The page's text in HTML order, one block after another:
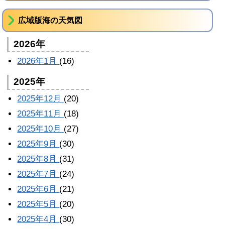
広域版海の天気図
2026年
2026年1月 (16)
2025年
2025年12月 (20)
2025年11月 (18)
2025年10月 (27)
2025年9月 (30)
2025年8月 (31)
2025年7月 (24)
2025年6月 (21)
2025年5月 (20)
2025年4月 (30)